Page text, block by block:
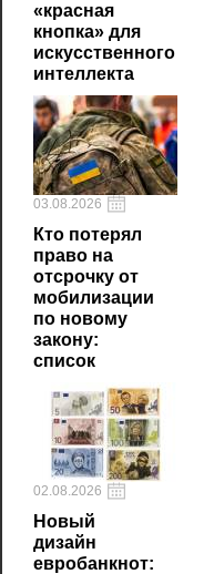
«красная
кнопка» для
искусственного
интеллекта
03.08.2026
Кто потерял
право на
отсрочку от
мобилизации
по новому
закону:
список
02.08.2026
Новый
дизайн
евробанкнот: